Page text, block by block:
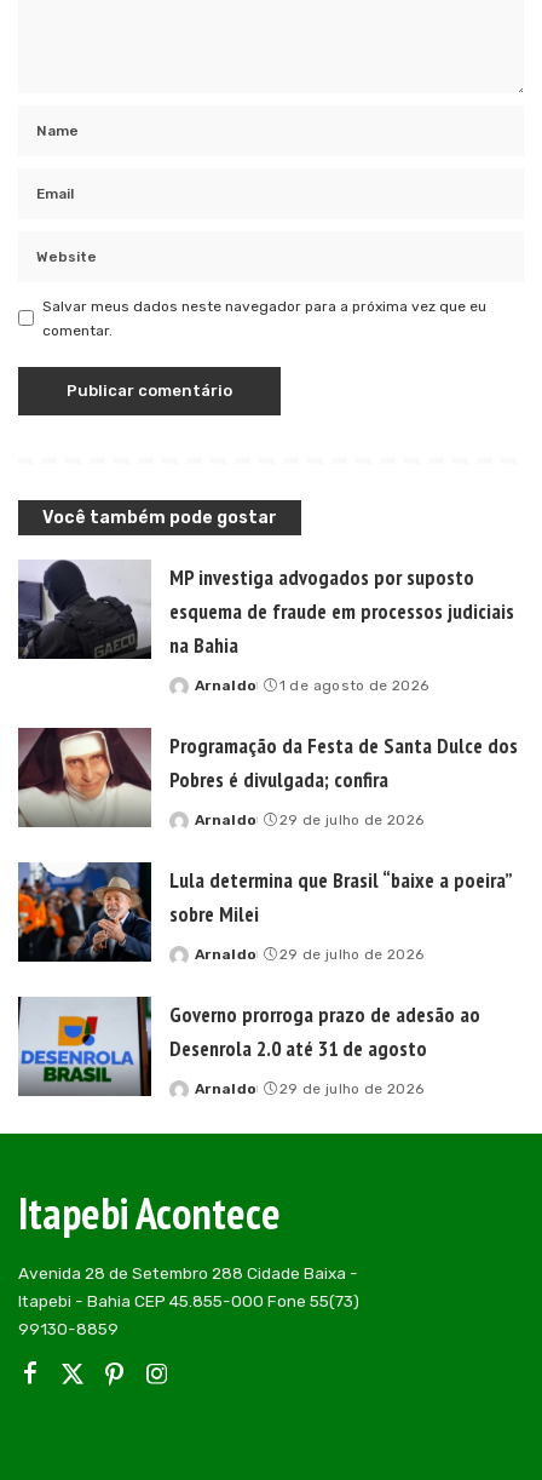
Salvar meus dados neste navegador para a próxima vez que eu
comentar.
Você também pode gostar
MP investiga advogados por suposto
esquema de fraude em processos judiciais
na Bahia
Posted
Arnaldo 1 de agosto de 2026
Programação da Festa de Santa Dulce dos
Pobres é divulgada; confira
Posted
Arnaldo 29 de julho de 2026
Lula determina que Brasil “baixe a poeira”
sobre Milei
Posted
Arnaldo 29 de julho de 2026
Governo prorroga prazo de adesão ao
Desenrola 2.0 até 31 de agosto
Posted
Arnaldo 29 de julho de 2026
Itapebi Acontece
Avenida 28 de Setembro 288 Cidade Baixa -
Itapebi - Bahia CEP 45.855-000 Fone 55(73)
99130-8859